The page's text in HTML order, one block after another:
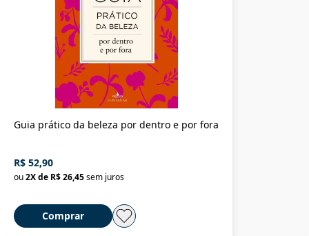
Guia prático da beleza por dentro e por fora
R$ 52,90
ou2X de R$ 26,45sem juros
Comprar